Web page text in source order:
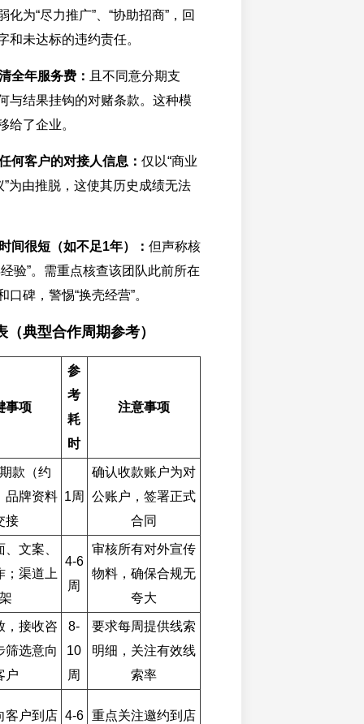
为“尽力推广”、“协助招商”，回
和未达标的违约责任。
全年服务费： 且不同意分期支
与结果挂钩的对赌条款。这种模
给了企业。
何客户的对接人信息： 仅以“商业
”为由推脱，这使其历史成绩无法
间很短（如不足1年）： 但声称核
验”。需重点核查该团队此前所在
碑，警惕“换壳经营”。
典型合作周期参考）
事项
参
考
耗
时
注意事项
款（约
品牌资料
接
1周
确认收款账户为对
公账户，签署正式
合同
文案、
；渠道上
4-6
周
审核所有对外宣传
物料，确保合规无
夸大
，接收咨
筛选意向
户
8-
10
周
要求每周提供线索
明细，关注有效线
索率
客户到店 4-6
重点关注邀约到店